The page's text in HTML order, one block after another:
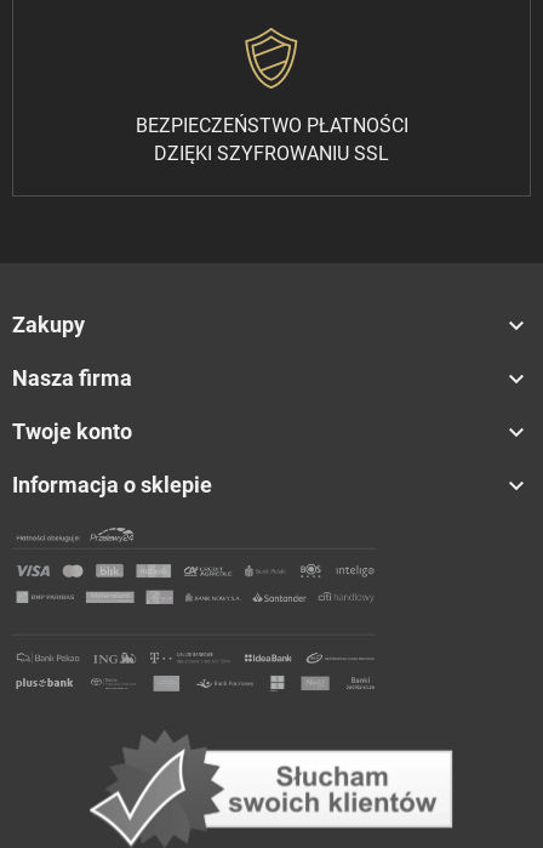
BEZPIECZEŃSTWO PŁATNOŚCI
DZIĘKI SZYFROWANIU SSL
Zakupy 
Nasza firma 
Twoje konto 
Informacja o sklepie 